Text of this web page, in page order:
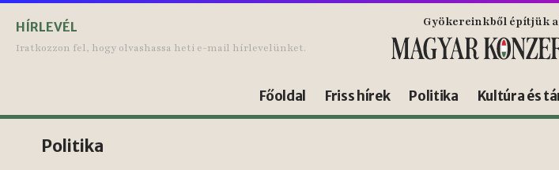
HÍRLEVÉL
Iratkozzon fel, hogy olvashassa heti e-mail hírlevelünket.
Gyökereinkből építjük
Főoldal Friss hírek Politika Kultúra és
Politika